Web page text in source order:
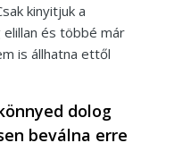
kinyitjuk a
és többé már
is állhatna ettől
dolog
beválna erre